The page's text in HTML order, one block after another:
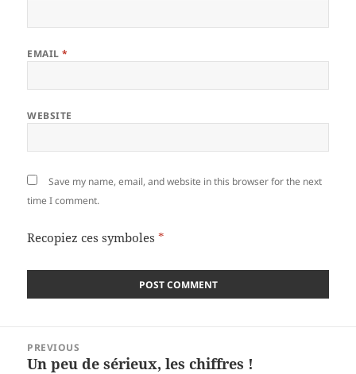
EMAIL*
WEBSITE
Save my name, email, and website in this browser for the next
time I comment.
Recopiez ces symboles *
navigation
PREVIOUS
Previous
Un peu de sérieux, les chiffres !